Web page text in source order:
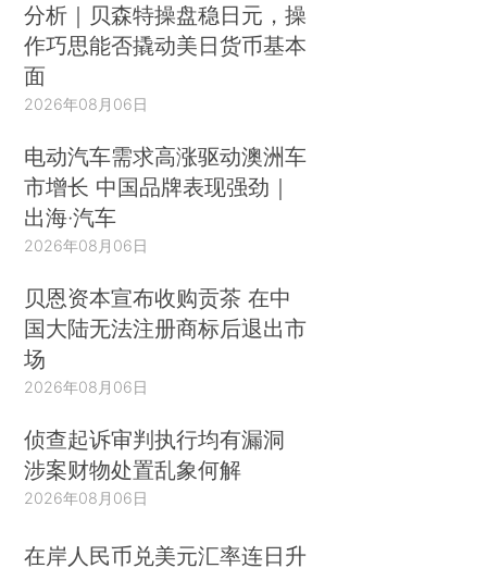
分析｜贝森特操盘稳日元，操
作巧思能否撬动美日货币基本
面
2026年08月06日
电动汽车需求高涨驱动澳洲车
市增长 中国品牌表现强劲｜
出海·汽车
2026年08月06日
贝恩资本宣布收购贡茶 在中
国大陆无法注册商标后退出市
场
2026年08月06日
侦查起诉审判执行均有漏洞
涉案财物处置乱象何解
2026年08月06日
在岸人民币兑美元汇率连日升